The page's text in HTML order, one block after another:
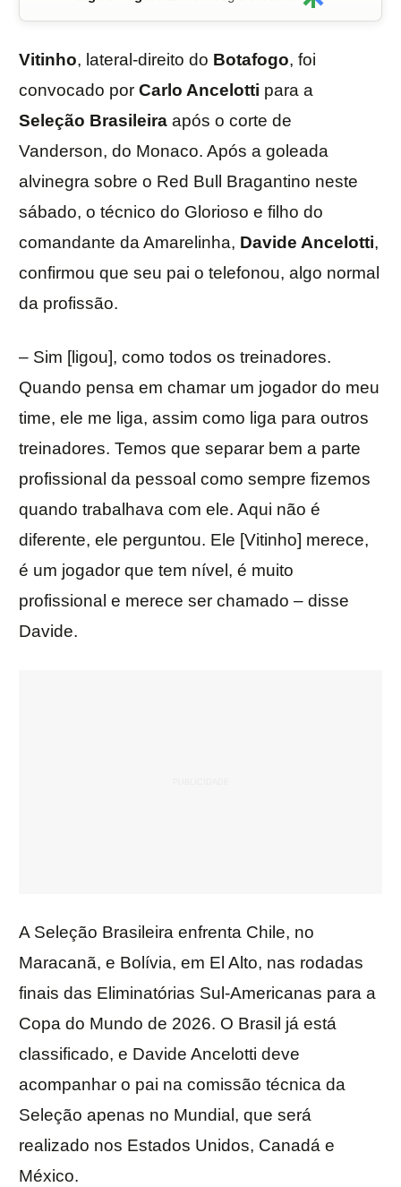
Vitinho, lateral-direito do Botafogo, foi
convocado por Carlo Ancelotti para a
Seleção Brasileira após o corte de
Vanderson, do Monaco. Após a goleada
alvinegra sobre o Red Bull Bragantino neste
sábado, o técnico do Glorioso e filho do
comandante da Amarelinha, Davide Ancelotti,
confirmou que seu pai o telefonou, algo normal
da profissão.
– Sim [ligou], como todos os treinadores.
Quando pensa em chamar um jogador do meu
time, ele me liga, assim como liga para outros
treinadores. Temos que separar bem a parte
profissional da pessoal como sempre fizemos
quando trabalhava com ele. Aqui não é
diferente, ele perguntou. Ele [Vitinho] merece,
é um jogador que tem nível, é muito
profissional e merece ser chamado – disse
Davide.
A Seleção Brasileira enfrenta Chile, no
Maracanã, e Bolívia, em El Alto, nas rodadas
finais das Eliminatórias Sul-Americanas para a
Copa do Mundo de 2026. O Brasil já está
classificado, e Davide Ancelotti deve
acompanhar o pai na comissão técnica da
Seleção apenas no Mundial, que será
realizado nos Estados Unidos, Canadá e
México.